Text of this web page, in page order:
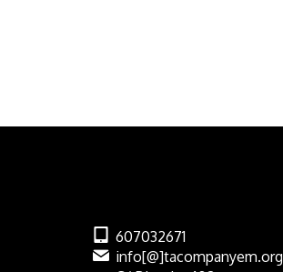
607032671
info[@]tacompanyem.org